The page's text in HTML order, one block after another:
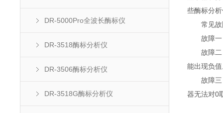
DR-5000Pro全波长酶标仪
DR-3518酶标分析仪
DR-3506酶标分析仪
DR-3518G酶标分析仪
些酶标分
常见故
故障一：
故障二：
能出现负
故障三：
器无法对0